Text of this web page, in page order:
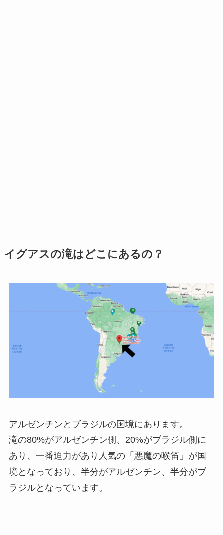
イグアスの滝はどこにあるの？
アルゼンチンとブラジルの国境にあります。
滝の80%がアルゼンチン側、20%がブラジル側に
あり、一番迫力があり人気の「悪魔の喉笛」が国
境となっており、半分がアルゼンチン、半分がブ
ラジルとなっています。